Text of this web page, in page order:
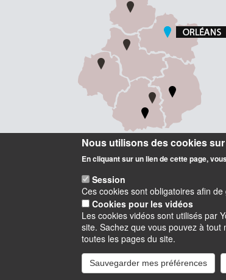
InstagramLinkedInYoutubeTikTok
Nous utilisons des cookies
En cliquant sur un lien de cette page,
Session
Ces cookies sont obligatoires afin
Cookies pour les vidéos
Les cookies vidéos sont utilisés par
site. Sachez que vous pouvez à
toutes les pages du site.
Sauvegarder mes préférences